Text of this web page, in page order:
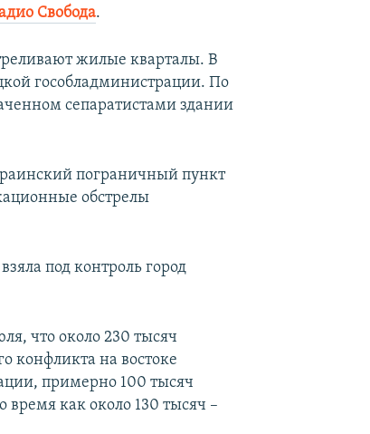
Свобода.
жилые кварталы. В
гособладминистрации. По
сепаратистами здании
пограничный пункт
обстрелы
под контроль город
что около 230 тысяч
конфликта на востоке
примерно 100 тысяч
как около 130 тысяч –